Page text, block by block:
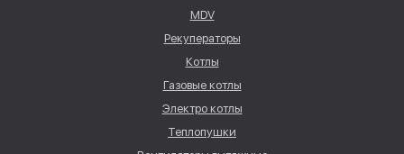
MDV
Рекуператоры
Котлы
Газовые котлы
Электро котлы
Теплопушки